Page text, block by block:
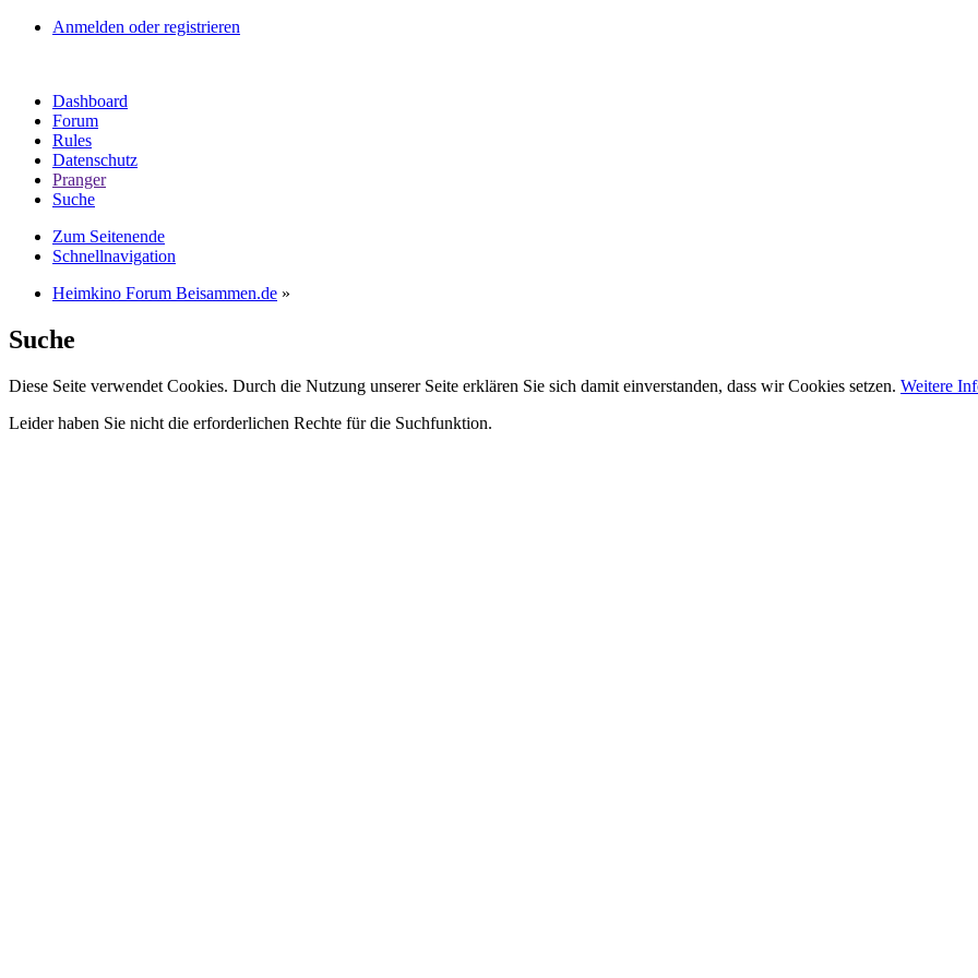
Anmelden oder registrieren
Dashboard
Forum
Rules
Datenschutz
Pranger
Suche
Zum Seitenende
Schnellnavigation
Heimkino Forum Beisammen.de »
Suche
Diese Seite verwendet Cookies. Durch die Nutzung unserer Seite erklären Sie sich damit einverstanden, dass wir Cookies setzen. Weitere
Leider haben Sie nicht die erforderlichen Rechte für die Suchfunktion.